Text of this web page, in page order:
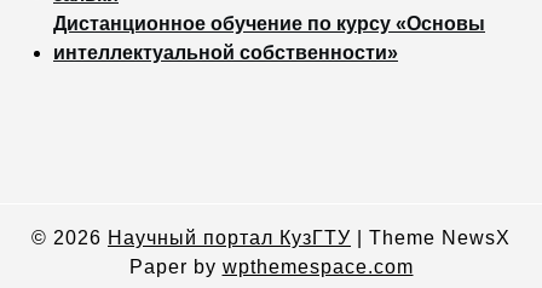
Дистанционное обучение по курсу «Основы
интеллектуальной собственности»
© 2026 Научный портал КузГТУ
Theme NewsX
Paper by wpthemespace.com